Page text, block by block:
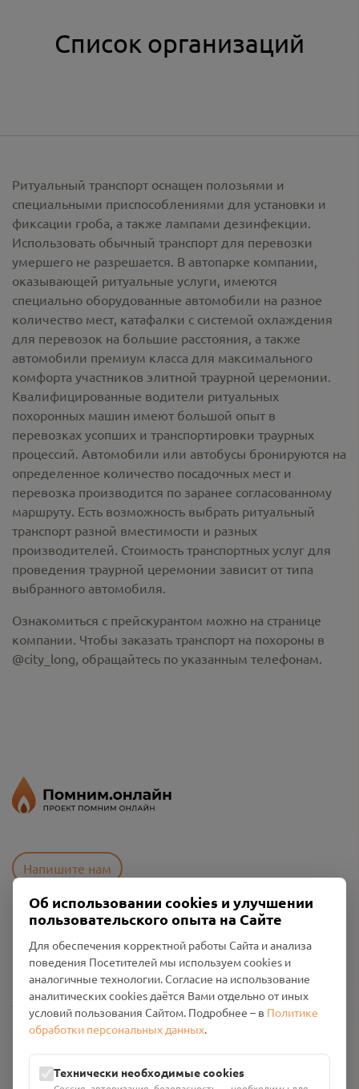
Список организаций
Ритуальный транспорт оснащен полозьями и
специальными приспособлениями для установки и
фиксации гроба, а также лампами дезинфекции.
Использовать обычный транспорт для перевозки
умершего не разрешается. В автопарке компании,
оказывающей ритуальные услуги, имеются
специально оборудованные автомобили на разное
количество мест, катафалки с системой охлаждения
для перевозок на большие расстояния, а также
автомобили премиум класса для максимального
комфорта участников элитной траурной церемонии.
Квалифицированные водители ритуальных
похоронных машин имеют большой опыт в
перевозках усопших и транспортировки траурных
процессий. Автомобили или автобусы бронируются на
определенное количество посадочных мест и
перевозка производится по заранее согласованному
маршруту. Есть возможность выбрать ритуальный
транспорт разной вместимости и разных
производителей. Стоимость транспортных услуг для
проведения траурной церемонии зависит от типа
выбранного автомобиля.
Ознакомиться с прейскурантом можно на странице
компании. Чтобы заказать транспорт на похороны в
@city_long, обращайтесь по указанным телефонам.
Напишите нам
Политика конфиденциальности
Промо-материалы
Настройки cookies
Общество с ограниченной ответственностью «Смоленский
Проект Помним»
ИНН: 6700029207 ОГРН: 1256700001986
Об использовании cookies и улучшении
пользовательского опыта на Сайте
Для обеспечения корректной работы Сайта и анализа
поведения Посетителей мы используем cookies и
аналогичные технологии. Согласие на использование
аналитических cookies даётся Вами отдельно от иных
условий пользования Сайтом. Подробнее – в Политике
обработки персональных данных.
Технически необходимые cookies